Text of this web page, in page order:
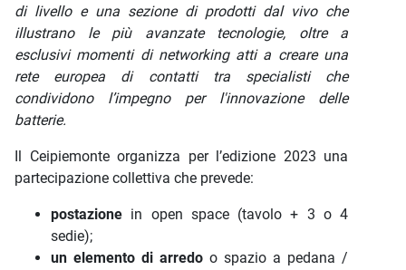
di livello e una sezione di prodotti dal vivo che
illustrano le più avanzate tecnologie, oltre a
esclusivi momenti di networking atti a creare una
rete europea di contatti tra specialisti che
condividono l’impegno per l'innovazione delle
batterie.
Il Ceipiemonte organizza per l’edizione 2023 una
partecipazione collettiva che prevede:
postazione in open space (tavolo + 3 o 4
sedie);
un elemento di arredo o spazio a pedana /